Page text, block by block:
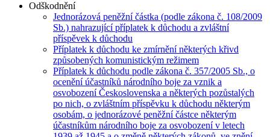
Odškodnění
Jednorázová peněžní částka (podle zákona č. 108/2009
Sb.) nahrazující příplatek k důchodu a zvláštní
příspěvek k důchodu
Příplatek k důchodu ke zmírnění některých křivd
způsobených komunistickým režimem
Příplatek k důchodu podle zákona č. 357/2005 Sb., o
ocenění účastníků národního boje za vznik a
osvobození Československa a některých pozůstalých
po nich, o zvláštním příspěvku k důchodu některým
osobám, o jednorázové peněžní částce některým
účastníkům národního boje za osvobození v letech